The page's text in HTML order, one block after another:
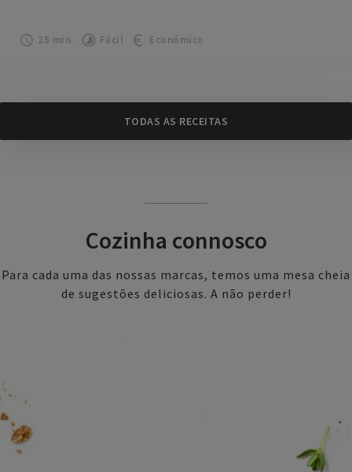
25 min. Fácil Económico
TODAS AS RECEITAS
Cozinha connosco
Para cada uma das nossas marcas, temos uma mesa cheia
de sugestões deliciosas. A não perder!